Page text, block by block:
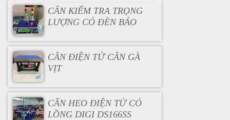
CÂN KIỂM TRA TRỌNG
LƯỢNG CÓ ĐÈN BÁO
CÂN ĐIỆN TỬ CÂN GÀ
VỊT
CÂN HEO ĐIỆN TỬ CÓ
LỒNG DIGI DS166SS